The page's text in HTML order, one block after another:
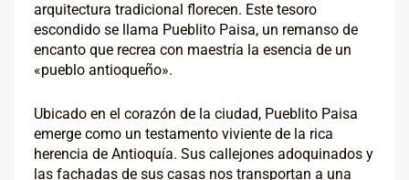
arquitectura tradicional florecen. Este tesoro
escondido se llama Pueblito Paisa, un remanso de
encanto que recrea con maestría la esencia de un
«pueblo antioqueño».
Ubicado en el corazón de la ciudad, Pueblito Paisa
emerge como un testamento viviente de la rica
herencia de Antioquía. Sus callejones adoquinados y
las fachadas de sus casas nos transportan a una